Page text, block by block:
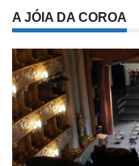
A JÓIA DA COROA